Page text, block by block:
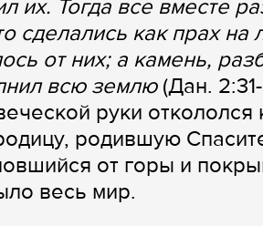
их. Тогда все вместе
сделались как прах на
от них; а камень,
всю землю(Дан.
руки
родившую
от горы и
весь мир.